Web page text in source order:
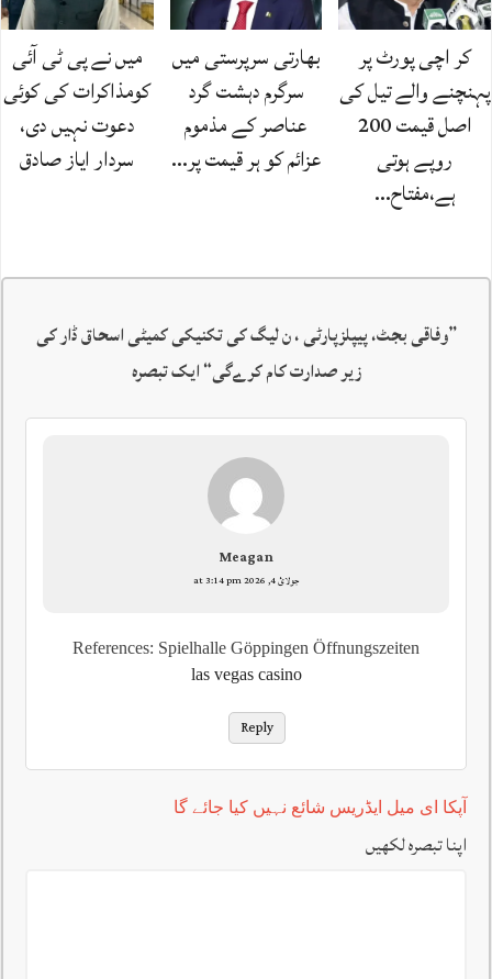
کر اچی پورٹ پر
پہنچنے والے تیل کی
اصل قیمت 200
روپے ہوتی
ہے،مفتاح…
بھارتی سرپرستی میں
سرگرم دہشت گرد
عناصر کے مذموم
عزائم کو ہر قیمت پر…
میں نے پی ٹی آئی
کومذاکرات کی کوئی
دعوت نہیں دی،
سردار ایاز صادق
”وفاقی بجٹ، پیپلزپارٹی ، ن لیگ کی تکنیکی کمیٹی اسحاق ڈار کی
زیر صدارت کام کرےگی“ ایک تبصرہ
Meagan
جولائ 4, 2026 at 3:14 pm
References: Spielhalle Göppingen Öffnungszeiten
las vegas casino
Reply
آپکا ای میل ایڈریس شائع نہیں کیا جائے گا
اپنا تبصرہ لکھیں